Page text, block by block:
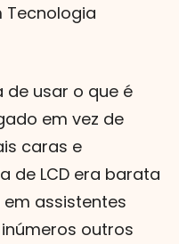
Tecnologia
de usar o que é
em vez de
caras e
de LCD era barata
assistentes
outros